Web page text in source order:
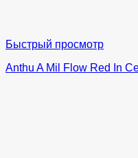
Быстрый просмотр
Anthu A Mil Flow Red In